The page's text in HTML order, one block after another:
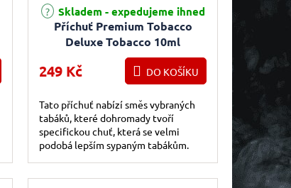
Příchuť Premium Tobacco
Deluxe Tobacco 10ml
Průměrné hodnocení produktu je 5,0 z 5 hvězdiček.
Skladem - expedujeme ihned
249 Kč DO KOŠÍKU
Tato příchuť nabízí směs vybraných
tabáků, které dohromady tvoří
specifickou chuť, která se velmi
podobá lepším sypaným tabákům.